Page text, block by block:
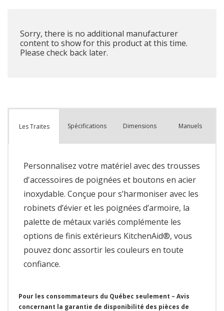
Sorry, there is no additional manufacturer
content to show for this product at this time.
Please check back later.
Les Traites Spécifications Dimensions Manuels
Personnalisez votre matériel avec des trousses
d'accessoires de poignées et boutons en acier
inoxydable. Conçue pour s’harmoniser avec les
robinets d’évier et les poignées d’armoire, la
palette de métaux variés complémente les
options de finis extérieurs KitchenAid®, vous
pouvez donc assortir les couleurs en toute
confiance.
Pour les consommateurs du Québec seulement – Avis
concernant la garantie de disponibilité des pièces de